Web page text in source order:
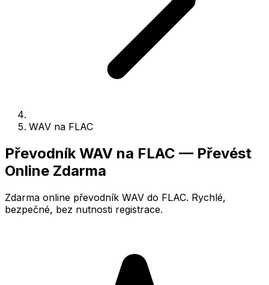
WAV na FLAC
Převodník WAV na FLAC — Převést
Online Zdarma
Zdarma online převodník WAV do FLAC. Rychlé,
bezpečné, bez nutnosti registrace.